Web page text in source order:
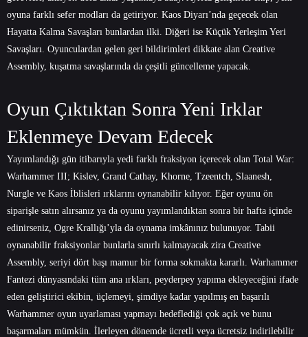
oyuna farklı sefer modları da getiriyor. Kaos Diyarı’nda geçecek olan
Hayatta Kalma Savaşları bunlardan ilki. Diğeri ise Küçük Yerleşim Yeri
Savaşları. Oyunculardan gelen geri bildirimleri dikkate alan Creative
Assembly, kuşatma savaşlarında da çeşitli güncelleme yapacak.
Oyun Çıktıktan Sonra Yeni Irklar
Eklenmeye Devam Edecek
Yayımlandığı gün itibarıyla yedi farklı fraksiyon içerecek olan Total War:
Warhammer III; Kislev, Grand Cathay, Khorne, Tzeentch, Slaanesh,
Nurgle ve Kaos İblisleri ırklarını oynanabilir kılıyor. Eğer oyunu ön
siparişle satın alırsanız ya da oyunu yayımlandıktan sonra bir hafta içinde
edinirseniz, Ogre Krallığı’yla da oynama imkânınız bulunuyor. Tabii
oynanabilir fraksiyonlar bunlarla sınırlı kalmayacak zira Creative
Assembly, seriyi dört başı mamur bir forma sokmakta kararlı. Warhammer
Fantezi dünyasındaki tüm ana ırkları, peyderpey yapıma ekleyeceğini ifade
eden geliştirici ekibin, üçlemeyi, şimdiye kadar yapılmış en başarılı
Warhammer oyun uyarlaması yapmayı hedeflediği çok açık ve bunu
başarmaları mümkün. İlerleyen dönemde ücretli veya ücretsiz indirilebilir